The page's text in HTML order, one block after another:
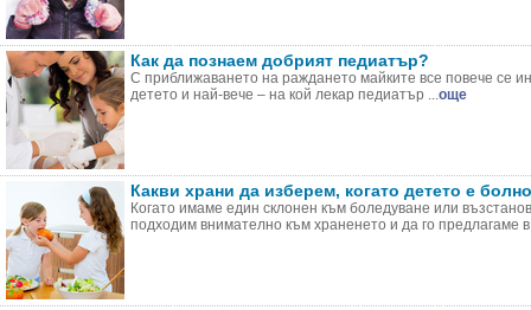
Как да познаем добрият педиатър?
С приближаването на раждането майките все повече се
детето и най-вече – на кой лекар педиатър ...още
Какви храни да изберем, когато детето е
Когато имаме един склонен към боледуване или
подходим внимателно към храненето и да го предлагаме